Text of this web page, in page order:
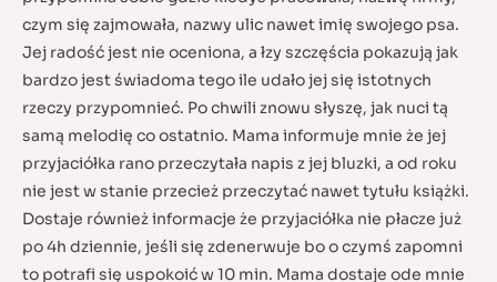
czym się zajmowała, nazwy ulic nawet imię swojego psa.
Jej radość jest nie oceniona, a łzy szczęścia pokazują jak
bardzo jest świadoma tego ile udało jej się istotnych
rzeczy przypomnieć. Po chwili znowu słyszę, jak nuci tą
samą melodię co ostatnio. Mama informuje mnie że jej
przyjaciółka rano przeczytała napis z jej bluzki, a od roku
nie jest w stanie przecież przeczytać nawet tytułu książki.
Dostaje również informacje że przyjaciółka nie płacze już
po 4h dziennie, jeśli się zdenerwuje bo o czymś zapomni
to potrafi się uspokoić w 10 min. Mama dostaje ode mnie